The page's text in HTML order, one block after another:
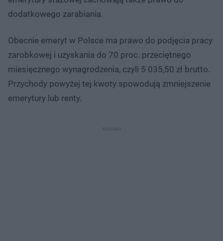
dodatkowego zarabiania.
Obecnie emeryt w Polsce ma prawo do podjęcia pracy
zarobkowej i uzyskania do 70 proc. przeciętnego
miesięcznego wynagrodzenia, czyli 5 035,50 zł brutto.
Przychody powyżej tej kwoty spowodują zmniejszenie
emerytury lub renty.